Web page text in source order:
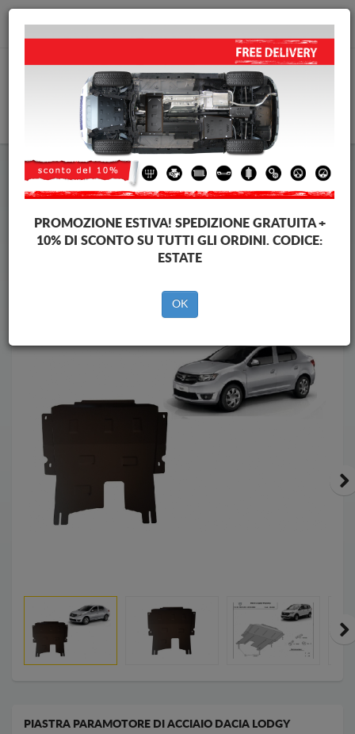
info@piastraparamotore.com
Piastra paramotore di acciaio Dacia
Piastra paramotore di acciaio Dacia Lodgy
Brands
Brands
PIASTRA PARAMOTORE DI ACCIAIO DACIA LODGY
PROMOZIONE ESTIVA! SPEDIZIONE GRATUITA +
10% DI SCONTO SU TUTTI GLI ORDINI. CODICE:
ESTATE
OK